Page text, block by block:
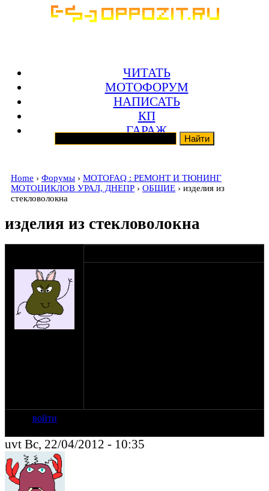
ЧИТАТЬ
МОТОФОРУМ
НАПИСАТЬ
КП
ГАРАЖ
Home › Форумы › MOTOFAQ : РЕМОНТ И ТЮНИНГ
МОТОЦИКЛОВ УРАЛ, ДНЕПР › ОБЩИЕ › изделия из
стекловолокна
изделия из стекловолокна
войти
uvt Вс, 22/04/2012 - 10:35